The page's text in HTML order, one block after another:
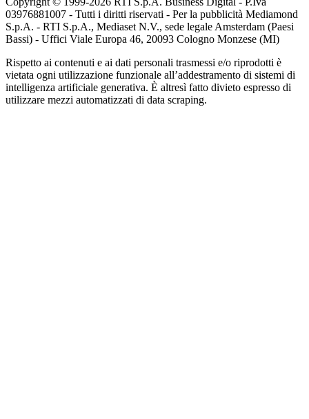
03976881007 - Tutti i diritti riservati - Per la pubblicità Mediamond
S.p.A. - RTI S.p.A., Mediaset N.V., sede legale Amsterdam (Paesi
Bassi) - Uffici Viale Europa 46, 20093 Cologno Monzese (MI)
Rispetto ai contenuti e ai dati personali trasmessi e/o riprodotti è
vietata ogni utilizzazione funzionale all’addestramento di sistemi di
intelligenza artificiale generativa. È altresì fatto divieto espresso di
utilizzare mezzi automatizzati di data scraping.